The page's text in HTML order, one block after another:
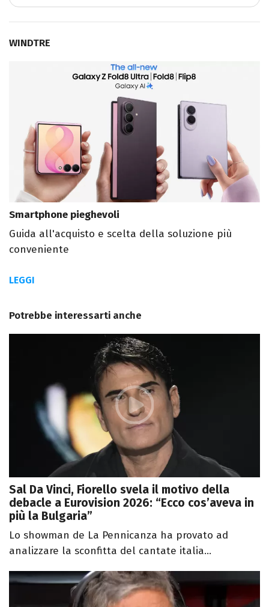
WINDTRE
Smartphone pieghevoli
Guida all'acquisto e scelta della soluzione più
conveniente
LEGGI
Potrebbe interessarti anche
Sal Da Vinci, Fiorello svela il motivo della
debacle a Eurovision 2026: “Ecco cos’aveva in
più la Bulgaria”
Lo showman de La Pennicanza ha provato ad
analizzare la sconfitta del cantate italia...